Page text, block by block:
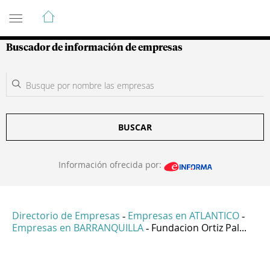
Guía de Empresas Colombianas
Buscador de información de empresas
BUSCAR
Información ofrecida por:
Directorio de Empresas - Empresas en ATLANTICO -
Empresas en BARRANQUILLA - Fundacion Ortiz Pal...